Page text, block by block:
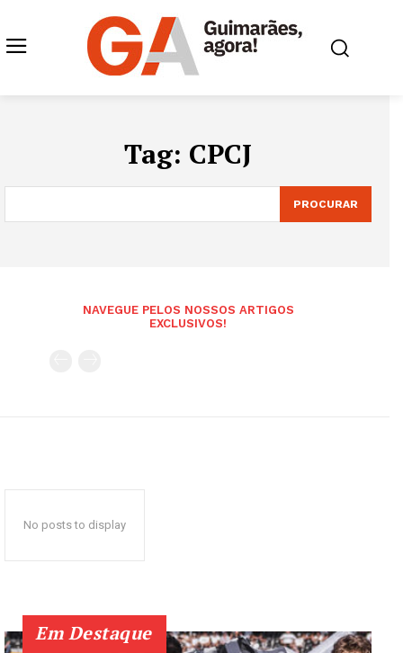
Tag: CPCJ
PROCURAR
NAVEGUE PELOS NOSSOS ARTIGOS
EXCLUSIVOS!
No posts to display
Em Destaque